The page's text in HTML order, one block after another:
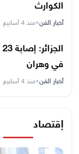
الكوارث
أخبار الفن•منذ 4 أسابيع
في وهران
أخبار الفن•منذ 4 أسابيع
إقتصاد